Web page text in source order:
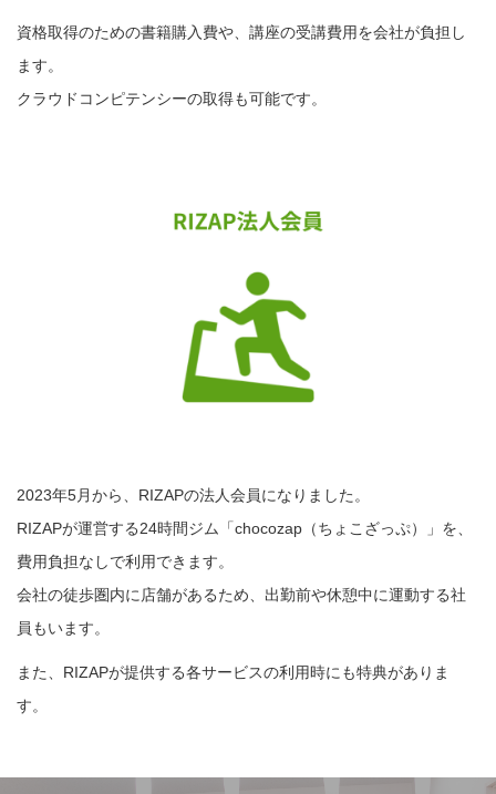
資格取得のための書籍購入費や、講座の受講費用を会社が負担し
ます。
クラウドコンピテンシーの取得も可能です。
2023年5月から、RIZAPの法人会員になりました。
RIZAPが運営する24時間ジム「chocozap（ちょこざっぷ）」を、
費用負担なしで利用できます。
会社の徒歩圏内に店舗があるため、出勤前や休憩中に運動する社
員もいます。
また、RIZAPが提供する各サービスの利用時にも特典がありま
す。